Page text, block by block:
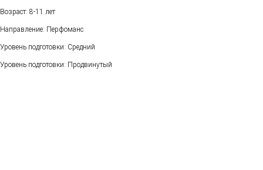
Возраст: 8-11 лет
Направление: Перфоманс
Уровень подготовки: Средний
Уровень подготовки: Продвинутый